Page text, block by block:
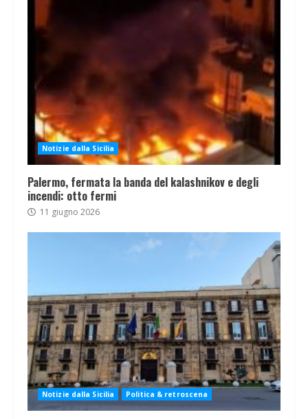
Notizie dalla Sicilia
Palermo, fermata la banda del kalashnikov e degli
incendi: otto fermi
11 giugno 2026
Notizie dalla Sicilia Politica & retroscena